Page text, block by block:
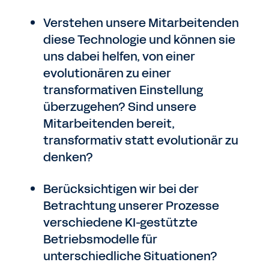
Verstehen unsere Mitarbeitenden
diese Technologie und können sie
uns dabei helfen, von einer
evolutionären zu einer
transformativen Einstellung
überzugehen? Sind unsere
Mitarbeitenden bereit,
transformativ statt evolutionär zu
denken?
Berücksichtigen wir bei der
Betrachtung unserer Prozesse
verschiedene KI-gestützte
Betriebsmodelle für
unterschiedliche Situationen?